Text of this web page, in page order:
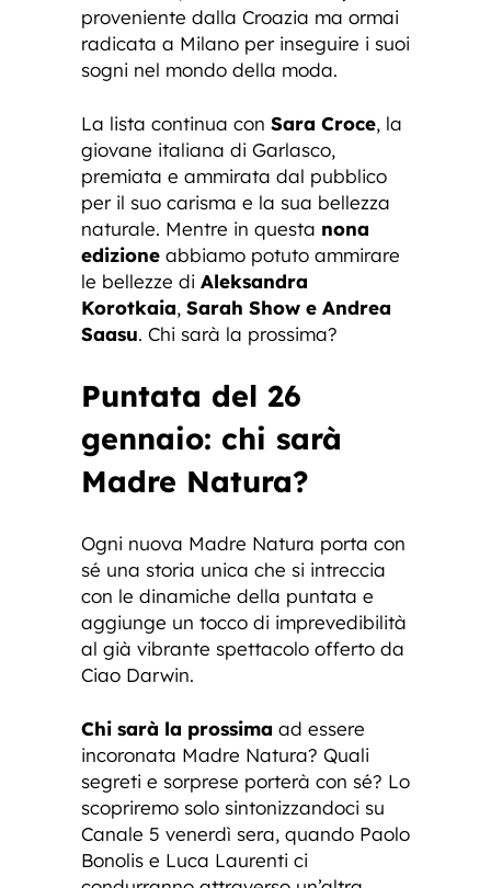
proveniente dalla Croazia ma ormai
radicata a Milano per inseguire i suoi
sogni nel mondo della moda.
La lista continua con Sara Croce, la
giovane italiana di Garlasco,
premiata e ammirata dal pubblico
per il suo carisma e la sua bellezza
naturale. Mentre in questa nona
edizione abbiamo potuto ammirare
le bellezze di Aleksandra
Korotkaia, Sarah Show e Andrea
Saasu. Chi sarà la prossima?
Puntata del 26
gennaio: chi sarà
Madre Natura?
Ogni nuova Madre Natura porta con
sé una storia unica che si intreccia
con le dinamiche della puntata e
aggiunge un tocco di imprevedibilità
al già vibrante spettacolo offerto da
Ciao Darwin.
Chi sarà la prossima ad essere
incoronata Madre Natura? Quali
segreti e sorprese porterà con sé? Lo
scopriremo solo sintonizzandoci su
Canale 5 venerdì sera, quando Paolo
Bonolis e Luca Laurenti ci